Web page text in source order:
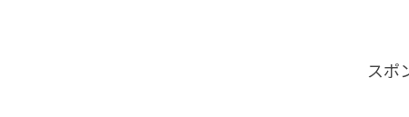
スポ